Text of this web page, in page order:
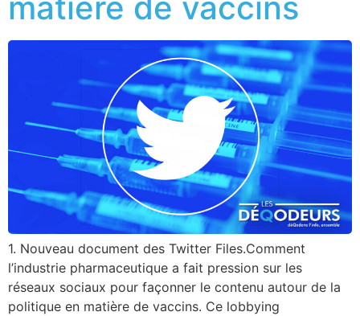
1. Nouveau document des Twitter Files.Comment
l’industrie pharmaceutique a fait pression sur les
réseaux sociaux pour façonner le contenu autour de la
politique en matière de vaccins. Ce lobbying